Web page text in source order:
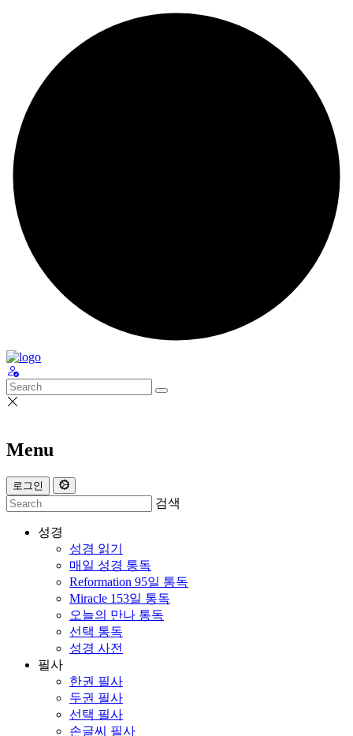
Menu
로그인
검색
성경
성경 읽기
매일 성경 통독
Reformation 95일 통독
Miracle 153일 통독
오늘의 만나 통독
선택 통독
성경 사전
필사
한권 필사
두권 필사
선택 필사
손글씨 필사